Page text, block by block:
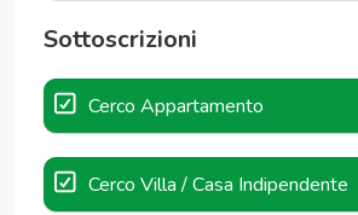
Sottoscrizioni
Cerco Appartamento
Cerco Villa / Casa Indipendente